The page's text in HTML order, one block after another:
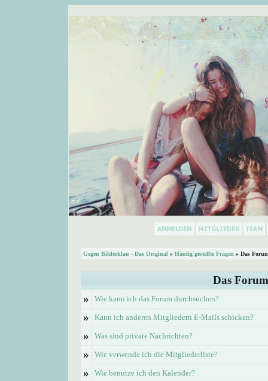
Gegen Bilderklau - Das Original » Häufig gestellte Fragen » Das
Das
»
Wie kann ich das Forum durchsuchen?
» Kann ich anderen Mitgliedern E-Mails schicken?
» Was sind private Nachrichten?
» Wie verwende ich die Mitgliederliste?
» Wie benutze ich den Kalender?